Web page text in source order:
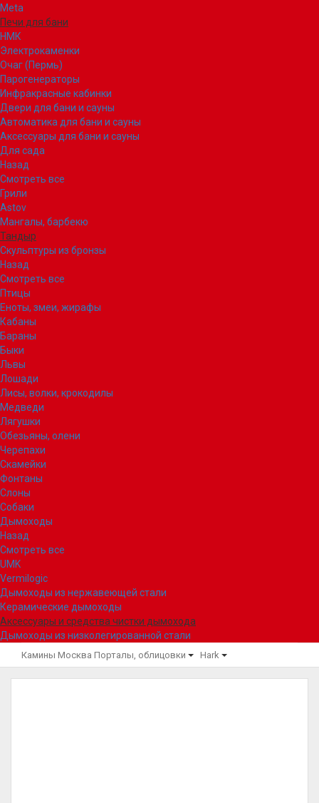
Meta
Печи для бани
НМК
Электрокаменки
Очаг (Пермь)
Парогенераторы
Инфракрасные кабинки
Двери для бани и сауны
Автоматика для бани и сауны
Аксессуары для бани и сауны
Для сада
Назад
Смотреть все
Грили
Astov
Мангалы, барбекю
Тандыр
Скульптуры из бронзы
Назад
Смотреть все
Птицы
Еноты, змеи, жирафы
Кабаны
Бараны
Быки
Львы
Лошади
Лисы, волки, крокодилы
Медведи
Лягушки
Обезьяны, олени
Черепахи
Скамейки
Фонтаны
Слоны
Собаки
Дымоходы
Назад
Смотреть все
UMK
Vermilogic
Дымоходы из нержавеющей стали
Керамические дымоходы
Аксессуары и средства чистки дымохода
Дымоходы из низколегированной стали
Камины Москва Порталы, облицовки Hark